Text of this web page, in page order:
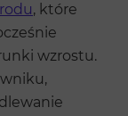
, które
wzrostu.